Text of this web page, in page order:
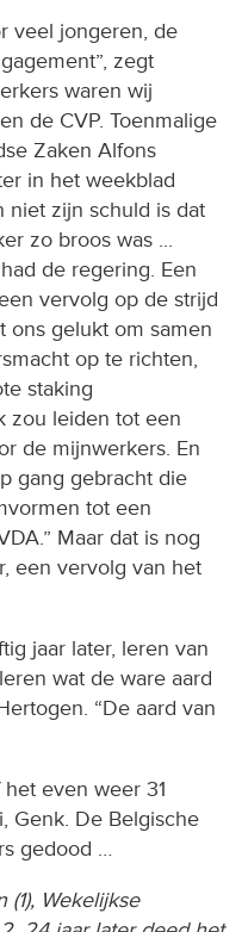
veel jongeren, de
zegt
waren wij
de CVP. Toenmalige
Zaken Alfons
in het weekblad
niet zijn schuld is dat
zo broos was ...
de regering. Een
vervolg op de strijd
ons gelukt om samen
op te richten,
staking
zou leiden tot een
de mijnwerkers. En
gang gebracht die
tot een
Maar dat is nog
een vervolg van het
jaar later, leren van
wat de ware aard
“De aard van
even weer 31
Genk. De Belgische
gedood …
Wekelijkse